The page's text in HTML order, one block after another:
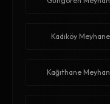
Kadıköy
Kağıthane